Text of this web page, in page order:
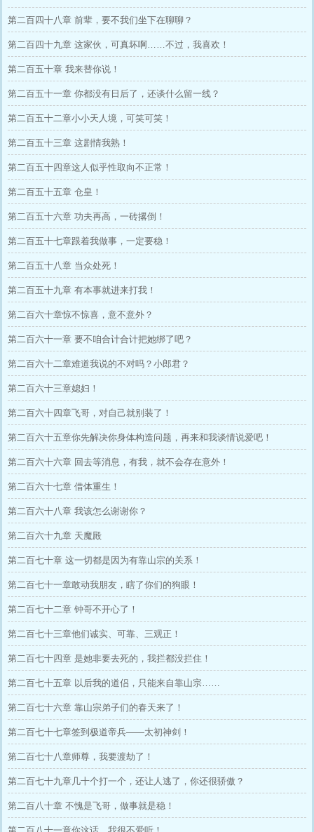
第二百四十八章 前辈，要不我们坐下在聊聊？
第二百四十九章 这家伙，可真坏啊……不过，我喜欢！
第二百五十章 我来替你说！
第二百五十一章 你都没有日后了，还谈什么留一线？
第二百五十二章小小天人境，可笑可笑！
第二百五十三章 这剧情我熟！
第二百五十四章这人似乎性取向不正常！
第二百五十五章 仓皇！
第二百五十六章 功夫再高，一砖撂倒！
第二百五十七章跟着我做事，一定要稳！
第二百五十八章 当众处死！
第二百五十九章 有本事就进来打我！
第二百六十章惊不惊喜，意不意外？
第二百六十一章 要不咱合计合计把她绑了吧？
第二百六十二章难道我说的不对吗？小郎君？
第二百六十三章媳妇！
第二百六十四章飞哥，对自己就别装了！
第二百六十五章你先解决你身体构造问题，再来和我谈情说爱吧！
第二百六十六章 回去等消息，有我，就不会存在意外！
第二百六十七章 借体重生！
第二百六十八章 我该怎么谢谢你？
第二百六十九章 天魔殿
第二百七十章 这一切都是因为有靠山宗的关系！
第二百七十一章敢动我朋友，瞎了你们的狗眼！
第二百七十二章 钟哥不开心了！
第二百七十三章他们诚实、可靠、三观正！
第二百七十四章 是她非要去死的，我拦都没拦住！
第二百七十五章 以后我的道侣，只能来自靠山宗……
第二百七十六章 靠山宗弟子们的春天来了！
第二百七十七章签到极道帝兵——太初神剑！
第二百七十八章师尊，我要渡劫了！
第二百七十九章几十个打一个，还让人逃了，你还很骄傲？
第二百八十章 不愧是飞哥，做事就是稳！